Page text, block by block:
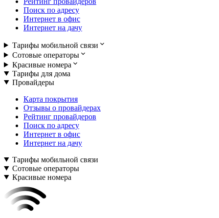
Поиск по адресу
Интернет в офис
Интернет на дачу
Тарифы мобильной связи
Сотовые операторы
Красивые номера
Тарифы для дома
Провайдеры
Карта покрытия
Отзывы о провайдерах
Рейтинг провайдеров
Поиск по адресу
Интернет в офис
Интернет на дачу
Тарифы мобильной связи
Сотовые операторы
Красивые номера